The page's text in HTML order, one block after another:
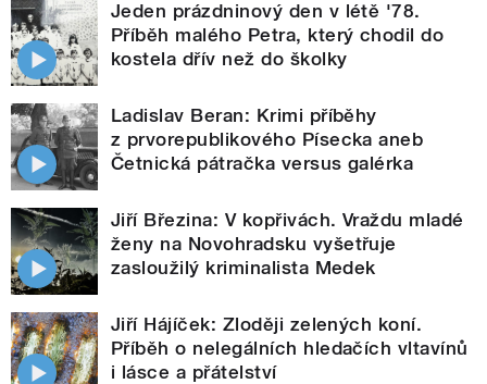
Jeden prázdninový den v létě '78.
Příběh malého Petra, který chodil do
kostela dřív než do školky
Ladislav Beran: Krimi příběhy
z prvorepublikového Písecka aneb
Četnická pátračka versus galérka
Jiří Březina: V kopřivách. Vraždu mladé
ženy na Novohradsku vyšetřuje
zasloužilý kriminalista Medek
Jiří Hájíček: Zloději zelených koní.
Příběh o nelegálních hledačích vltavínů
i lásce a přátelství